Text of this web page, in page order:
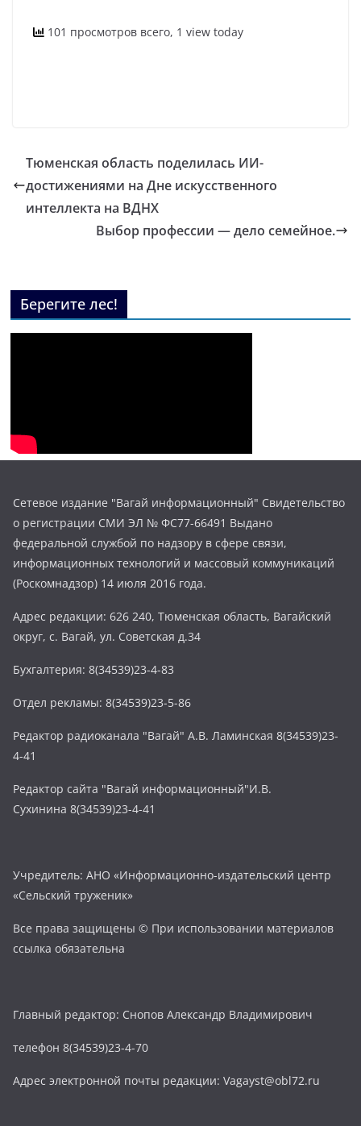
101 просмотров всего, 1 view today
Тюменская область поделилась ИИ-
достижениями на Дне искусственного
интеллекта на ВДНХ
Выбор профессии — дело семейное.
Берегите лес!
Сетевое издание "Вагай информационный" Свидетельство
о регистрации СМИ ЭЛ № ФС77-66491 Выдано
федеральной службой по надзору в сфере связи,
информационных технологий и массовый коммуникаций
(Роскомнадзор) 14 июля 2016 года.
Адрес редакции: 626 240, Тюменская область, Вагайский
округ, с. Вагай, ул. Советская д.34
Бухгалтерия: 8(34539)23-4-83
Отдел рекламы: 8(34539)23-5-86
Редактор радиоканала "Вагай" А.В. Ламинская 8(34539)23-
4-41
Редактор сайта "Вагай информационный"И.В.
Сухинина 8(34539)23-4-41
Учредитель: АНО «Информационно-издательский центр
«Сельский труженик»
Все права защищены © При использовании материалов
ссылка обязательна
Главный редактор: Снопов Александр Владимирович
телефон 8(34539)23-4-70
Адрес электронной почты редакции: Vagayst@obl72.ru